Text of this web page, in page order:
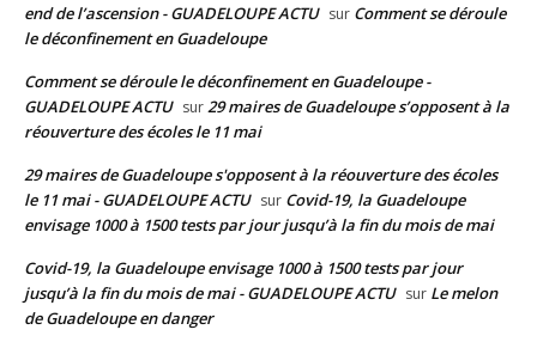
end de l’ascension - GUADELOUPE ACTU sur Comment se déroule
le déconfinement en Guadeloupe
Comment se déroule le déconfinement en Guadeloupe -
GUADELOUPE ACTU sur29 maires de Guadeloupe s’opposent à la
réouverture des écoles le 11 mai
29 maires de Guadeloupe s'opposent à la réouverture des écoles
le 11 mai - GUADELOUPE ACTU sur Covid-19, la Guadeloupe
envisage 1000 à 1500 tests par jour jusqu’à la fin du mois de mai
Covid-19, la Guadeloupe envisage 1000 à 1500 tests par jour
jusqu’à la fin du mois de mai - GUADELOUPE ACTU sur Le melon
de Guadeloupe en danger